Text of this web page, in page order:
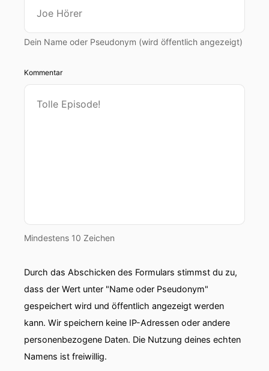
Dein Name oder Pseudonym (wird öffentlich angezeigt)
Kommentar
Mindestens 10 Zeichen
Durch das Abschicken des Formulars stimmst du zu,
dass der Wert unter "Name oder Pseudonym"
gespeichert wird und öffentlich angezeigt werden
kann. Wir speichern keine IP-Adressen oder andere
personenbezogene Daten. Die Nutzung deines echten
Namens ist freiwillig.